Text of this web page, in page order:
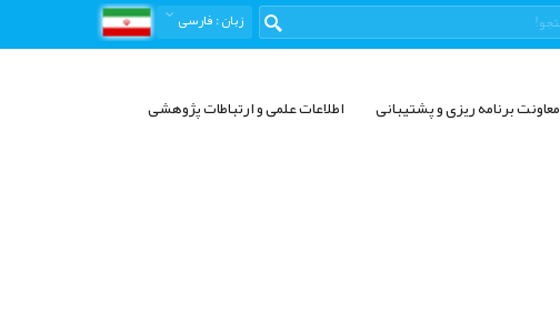
زبان: فارسی
معاونت برنامه ریزی و پشتیبانی اطلاعات علمی و ارتباطات پژوهشی